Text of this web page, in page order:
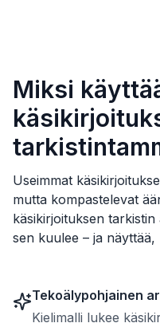
Miksi
Useimmat
mutta kompastelevat
käsikirjoituksen
sen kuulee – ja
Tekoälypohjainen
Kielimalli lukee